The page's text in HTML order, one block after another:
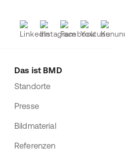
Das ist BMD
Standorte
Presse
Bildmaterial
Referenzen